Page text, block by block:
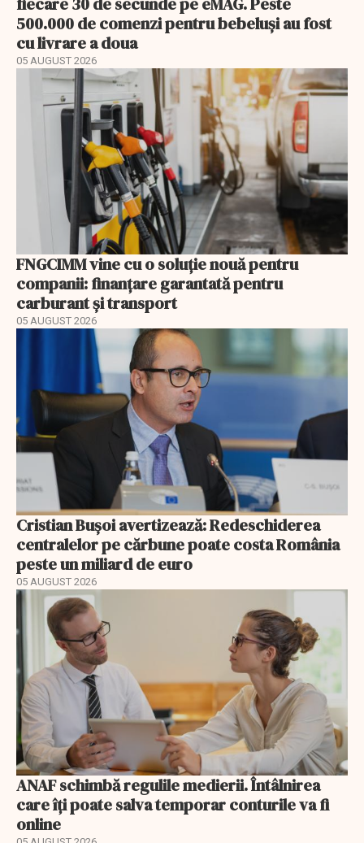
500.000 de comenzi pentru bebeluși au fost
cu livrare a doua
05 AUGUST 2026
FNGCIMM vine cu o soluție nouă pentru
companii: finanțare garantată pentru
carburant și transport
05 AUGUST 2026
Cristian Bușoi avertizează: Redeschiderea
centralelor pe cărbune poate costa România
peste un miliard de euro
05 AUGUST 2026
ANAF schimbă regulile medierii. Întâlnirea
care îți poate salva temporar conturile va fi
online